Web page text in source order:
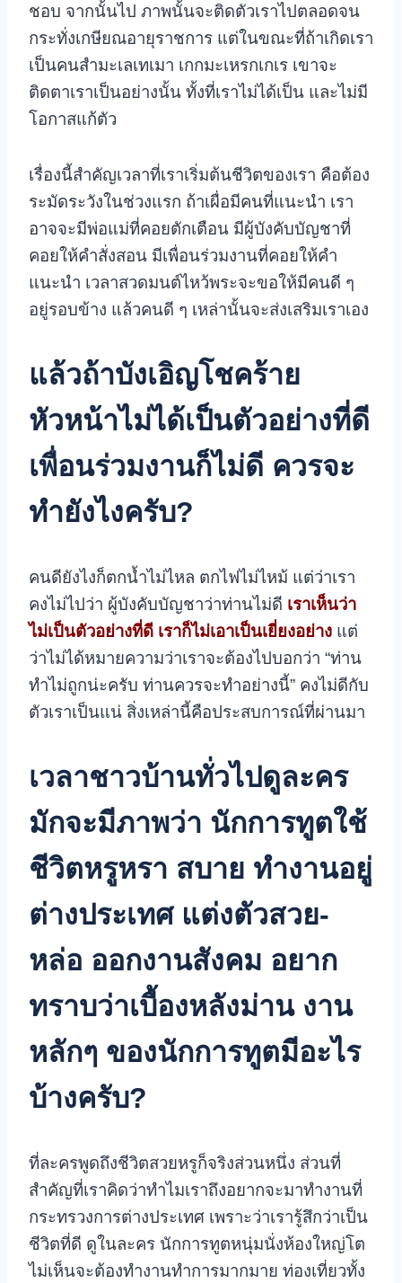
ชอบ จากนั้นไป ภาพนั้นจะติดตัวเราไปตลอดจน
กระทั่งเกษียณอายุราชการ แต่ในขณะที่ถ้าเกิดเรา
เป็นคนสํามะเลเทเมา เกกมะเหรกเกเร เขาจะ
ติดตาเราเป็นอย่างนั้น ทั้งที่เราไม่ได้เป็น และไม่มี
โอกาสแก้ตัว
เรื่องนี้สำคัญเวลาที่เราเริ่มต้นชีวิตของเรา คือต้อง
ระมัดระวังในช่วงแรก ถ้าเผื่อมีคนที่แนะนำ เรา
อาจจะมีพ่อแม่ที่คอยตักเตือน มีผู้บังคับบัญชาที่
คอยให้คำสั่งสอน มีเพื่อนร่วมงานที่คอยให้คำ
แนะนำ เวลาสวดมนต์ไหว้พระจะขอให้มีคนดี ๆ
อยู่รอบข้าง แล้วคนดี ๆ เหล่านั้นจะส่งเสริมเราเอง
แล้วถ้าบังเอิญโชคร้าย
หัวหน้าไม่ได้เป็นตัวอย่างที่ดี
เพื่อนร่วมงานก็ไม่ดี ควรจะ
ทำยังไงครับ?
คนดียังไงก็ตกน้ำไม่ไหล ตกไฟไม่ไหม้ แต่ว่าเรา
คงไม่ไปว่า ผู้บังคับบัญชาว่าท่านไม่ดี เราเห็นว่า
ไม่เป็นตัวอย่างที่ดี เราก็ไม่เอาเป็นเยี่ยงอย่าง แต่
ว่าไม่ได้หมายความว่าเราจะต้องไปบอกว่า “ท่าน
ทำไม่ถูกน่ะครับ ท่านควรจะทำอย่างนี้” คงไม่ดีกับ
ตัวเราเป็นแน่ สิ่งเหล่านี้คือประสบการณ์ที่ผ่านมา
เวลาชาวบ้านทั่วไปดูละคร
มักจะมีภาพว่า นักการทูตใช้
ชีวิตหรูหรา สบาย ทำงานอยู่
ต่างประเทศ แต่งตัวสวย-
หล่อ ออกงานสังคม อยาก
ทราบว่าเบื้องหลังม่าน งาน
หลักๆ ของนักการทูตมีอะไร
บ้างครับ?
ที่ละครพูดถึงชีวิตสวยหรูก็จริงส่วนหนึ่ง ส่วนที่
สำคัญที่เราคิดว่าทำไมเราถึงอยากจะมาทำงานที่
กระทรวงการต่างประเทศ เพราะว่าเรารู้สึกว่าเป็น
ชีวิตที่ดี ดูในละคร นักการทูตหนุ่มนั่งห้องใหญ่โต
ไม่เห็นจะต้องทำงานทำการมากมาย ท่องเที่ยวทั้ง